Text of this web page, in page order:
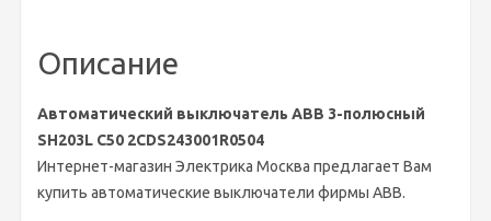
Описание
Автоматический выключатель ABB 3-полюсный
SH203L C50 2CDS243001R0504
Интернет-магазин Электрика Москва предлагает Вам
купить автоматические выключатели фирмы ABB.